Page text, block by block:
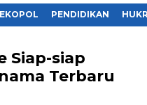
EKOPOL PENDIDIKAN
Siap-siap
Terbaru